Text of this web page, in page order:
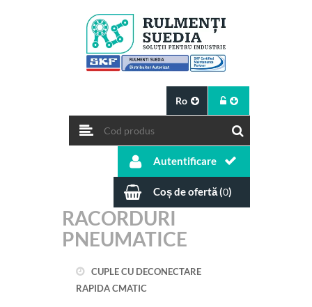
Ro
Autentificare
Coș de ofertă (0)
RACORDURI
PNEUMATICE
CUPLE CU DECONECTARE
RAPIDA CMATIC